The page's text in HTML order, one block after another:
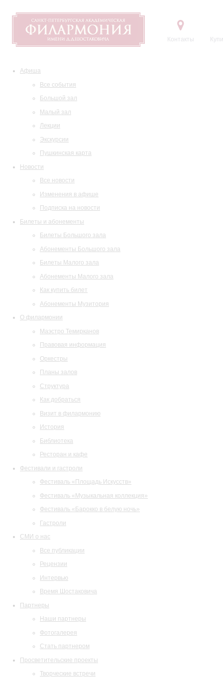
Контакты
Афиша
Все события
Большой зал
Малый зал
Лекции
Экскурсии
Пушкинская карта
Новости
Все новости
Изменения в афише
Подписка на новости
Билеты и абонементы
Билеты Большого зала
Абонементы Большого зала
Билеты Малого зала
Абонементы Малого зала
Как купить билет
Абонементы Музитория
О филармонии
Маэстро Темирканов
Правовая информация
Оркестры
Планы залов
Структура
Как добраться
Визит в филармонию
История
Библиотека
Ресторан и кафе
Фестивали и гастроли
Фестиваль «Площадь Искусств»
Фестиваль «Музыкальная коллекция»
Фестиваль «Барокко в белую ночь»
Гастроли
СМИ о нас
Все публикации
Рецензии
Интервью
Время Шостаковича
Партнеры
Наши партнеры
Фотогалерея
Стать партнером
Просветительские проекты
Творческие встречи